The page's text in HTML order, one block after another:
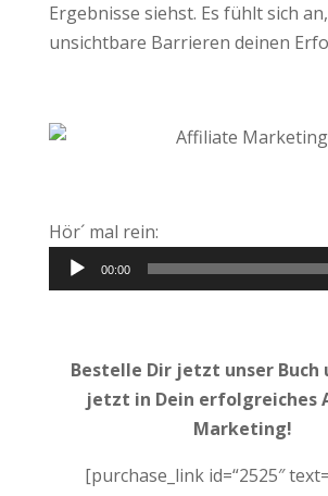
Ergebnisse siehst. Es fühlt sich
unsichtbare Barrieren deinen
Hör´ mal rein:
Audio-
Player
00:00
Bestelle Dir jetzt unser Buch
jetzt in Dein erfolgreiches
Marketing!
[purchase_link id=“2525″